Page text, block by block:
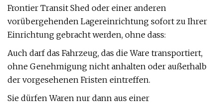
Frontier Transit Shed oder einer anderen
vorübergehenden Lagereinrichtung sofort zu Ihrer
Einrichtung gebracht werden, ohne dass:
Auch darf das Fahrzeug, das die Ware transportiert,
ohne Genehmigung nicht anhalten oder außerhalb
der vorgesehenen Fristen eintreffen.
Sie dürfen Waren nur dann aus einer